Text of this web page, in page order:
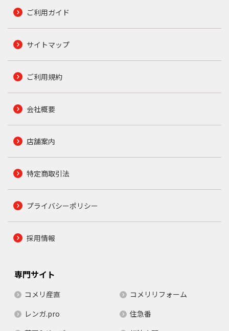
ご利用ガイド
サイトマップ
ご利用規約
会社概要
店舗案内
特定商取引法
プライバシーポリシー
採用情報
専門サイト
コメリ産直
コメリリフォーム
レンガ.pro
住急番